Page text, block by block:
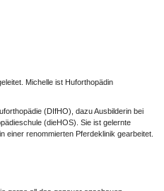
Michelle ist Huforthopädin
(DIfHO), dazu Ausbilderin bei
(dieHOS). Sie ist gelernte
einer renommierten Pferdeklinik gearbeitet.